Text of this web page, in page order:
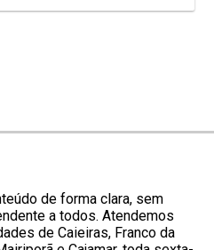
de forma clara, sem
a todos. Atendemos
de Caieiras, Franco da